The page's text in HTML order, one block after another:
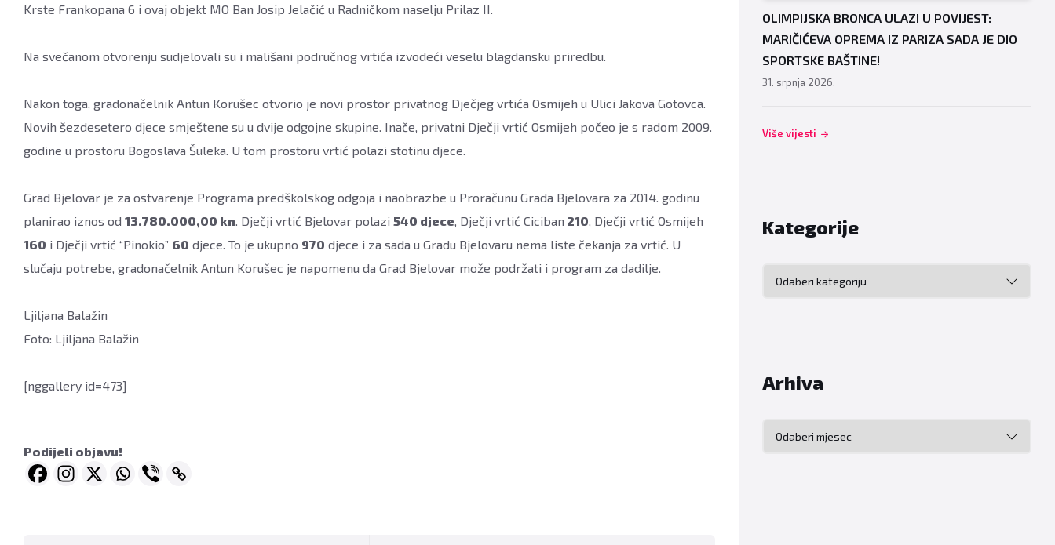
Krste Frankopana 6 i ovaj objekt MO Ban Josip Jelačić u Radničkom naselju Prilaz II.
Na svečanom otvorenju sudjelovali su i mališani područnog vrtića izvodeći veselu blagdansku priredbu.
Nakon toga, gradonačelnik Antun Korušec otvorio je novi prostor privatnog Dječjeg vrtića Osmijeh u Ulici Jakova Gotovca.
Novih šezdesetero djece smještene su u dvije odgojne skupine. Inače, privatni Dječji vrtić Osmijeh počeo je s radom 2009.
godine u prostoru Bogoslava Šuleka. U tom prostoru vrtić polazi stotinu djece.
Grad Bjelovar je za ostvarenje Programa predškolskog odgoja i naobrazbe u Proračunu Grada Bjelovara za 2014. godinu
planirao iznos od 13.780.000,00 kn . Dječji vrtić Bjelovar polazi 540 djece , Dječji vrtić Ciciban 210 , Dječji vrtić Osmijeh
160 i Dječji vrtić “Pinokio” 60 djece. To je ukupno 970 djece i za sada u Gradu Bjelovaru nema liste čekanja za vrtić. U
slučaju potrebe, gradonačelnik Antun Korušec je napomenu da Grad Bjelovar može podržati i program za dadilje.
Ljiljana Balažin
Foto: Ljiljana Balažin
[nggallery id=473]
Podijeli objavu!
OLIMPIJSKA BRONCA ULAZI U POVIJEST:
MARIČIĆEVA OPREMA IZ PARIZA SADA JE DIO
SPORTSKE BAŠTINE!
31. srpnja 2026.
Više vijesti
Kategorije
Arhiva